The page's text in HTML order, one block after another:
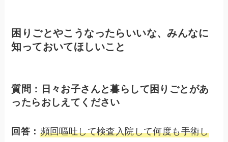
困りごとやこうなったらいいな、みんなに
知っておいてほしいこと
質問：日々お子さんと暮らして困りごとがあ
ったらおしえてください
回答： 頻回嘔吐して検査入院して何度も手術し